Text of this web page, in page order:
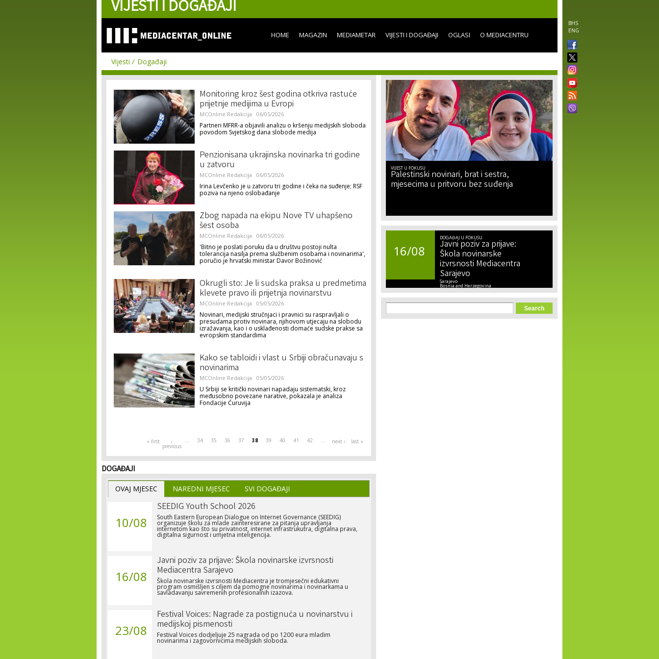
content
VIJESTI I DOGAĐAJI
BHS
ENG
HOME MAGAZIN MEDIAMETAR VIJESTI I DOGAĐAJI OGLASI O MEDIACENTRU
Vijesti Događaji
Monitoring kroz šest godina otkriva rastuće
prijetnje medijima u Evropi
MCOnline Redakcija 06/05/2026
Partneri MFRR-a objavili analizu o kršenju medijskih sloboda
povodom Svjetskog dana slobode medija
Penzionisana ukrajinska novinarka tri godine
u zatvoru
MCOnline Redakcija 06/05/2026
Irina Levčenko je u zatvoru tri godine i čeka na suđenje; RSF
poziva na njeno oslobađanje
Zbog napada na ekipu Nove TV uhapšeno
šest osoba
MCOnline Redakcija 06/05/2026
'Bitno je poslati poruku da u društvu postoji nulta
tolerancija nasilja prema službenim osobama i novinarima',
poručio je hrvatski ministar Davor Božinović
Okrugli sto: Je li sudska praksa u predmetima
klevete pravo ili prijetnja novinarstvu
MCOnline Redakcija 05/05/2026
Novinari, medijski stručnjaci i pravnici su raspravljali o
presudama protiv novinara, njihovom utjecaju na slobodu
izražavanja, kao i o usklađenosti domaće sudske prakse sa
evropskim standardima
Kako se tabloidi i vlast u Srbiji obračunavaju s
novinarima
MCOnline Redakcija 05/05/2026
U Srbiji se kritički novinari napadaju sistematski, kroz
međusobno povezane narative, pokazala je analiza
Fondacije Ćuruvija
« first ‹
previous
… 34 35 36 37 38 39 40 41 42 … next › last »
DOGAĐAJI
OVAJ MJESEC NAREDNI MJESEC SVI DOGAĐAJI
10/08
SEEDIG Youth School 2026
South Eastern European Dialogue on Internet Governance (SEEDIG)
organizuje školu za mlade zainteresirane za pitanja upravljanja
internetom kao što su privatnost, internet infrastrukutra, digitalna prava,
digitalna sigurnost i umjetna inteligencija.
16/08
Javni poziv za prijave: Škola novinarske izvrsnosti
Mediacentra Sarajevo
Škola novinarske izvrsnosti Mediacentra je tromjesečni edukativni
program osmišljen s ciljem da pomogne novinarima i novinarkama u
savladavanju savremenih profesionalnih izazova.
23/08
Festival Voices: Nagrade za postignuća u novinarstvu i
medijskoj pismenosti
Festival Voices dodjeljuje 25 nagrada od po 1200 eura mladim
novinarima i zagovornicima medijskih sloboda.
VIJEST U FOKUSU
Palestinski novinari, brat i sestra,
mjesecima u pritvoru bez suđenja
16/08
DOGAĐAJ U FOKUSU
Javni poziv za prijave:
Škola novinarske
izvrsnosti Mediacentra
Sarajevo
Sarajevo
Bosnia and Herzegovina
Search form
Search